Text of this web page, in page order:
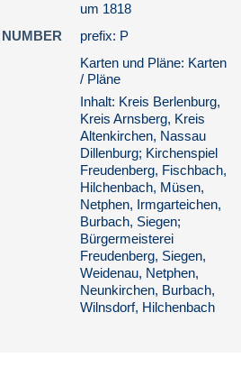
und Detailpläne des Kreis
Wittgenstein
Karten
Gewerbe, Bergbau
Karten und
Drucke
um 1818
prefix: P
Karten und Pläne: Karten
/ Pläne
Inhalt: Kreis Berlenburg,
Kreis Arnsberg, Kreis
Altenkirchen, Nassau
Dillenburg; Kirchenspiel
Freudenberg, Fischbach,
Hilchenbach, Müsen,
Netphen, Irmgarteichen,
Burbach, Siegen;
Bürgermeisterei
Freudenberg, Siegen,
Weidenau, Netphen,
Neunkirchen, Burbach,
Wilnsdorf, Hilchenbach